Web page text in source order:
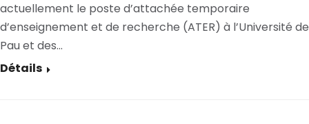
actuellement le poste d’attachée temporaire
d’enseignement et de recherche (ATER) à l’Université de
Pau et des…
Détails